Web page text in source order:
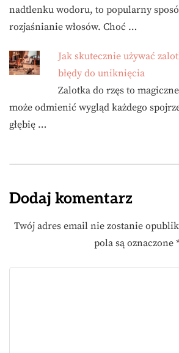
nadtlenku wodoru, to popularny
rozjaśnianie włosów. Choć …
Jak skutecznie używać
błędy do uniknięcia
Zalotka do rzęs to
może odmienić wygląd każdego
głębię …
Dodaj komentarz
Twój adres email nie zostanie
pola są oznaczone